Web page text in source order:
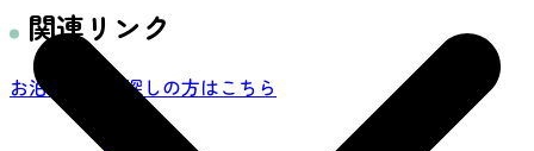
関連リンク
お泊り先をお探しの方はこちら